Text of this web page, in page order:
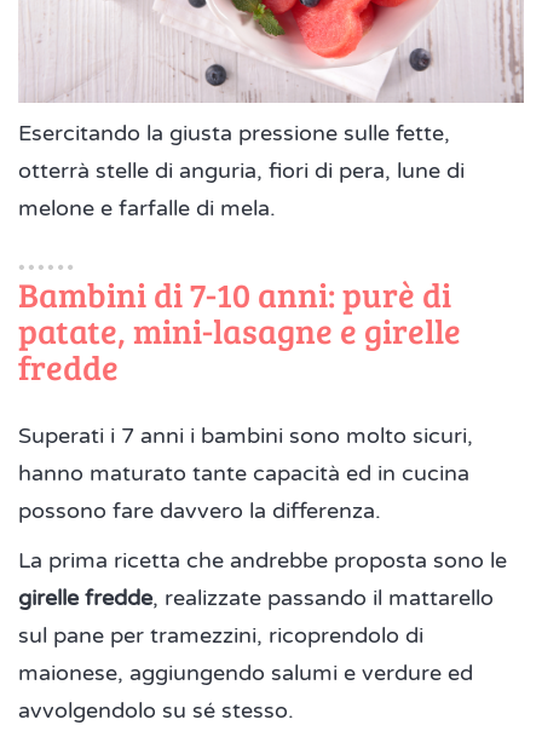
Esercitando la giusta pressione sulle fette,
otterrà stelle di anguria, fiori di pera, lune di
melone e farfalle di mela.
Bambini di 7-10 anni: purè di
patate, mini-lasagne e girelle
fredde
Superati i 7 anni i bambini sono molto sicuri,
hanno maturato tante capacità ed in cucina
possono fare davvero la differenza.
La prima ricetta che andrebbe proposta sono le
girelle fredde, realizzate passando il mattarello
sul pane per tramezzini, ricoprendolo di
maionese, aggiungendo salumi e verdure ed
avvolgendolo su sé stesso.